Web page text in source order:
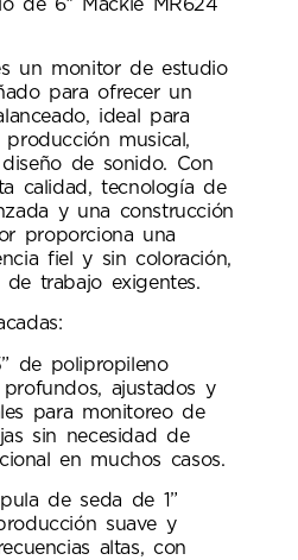
de 6″ Mackie MR624
un monitor de estudio
para ofrecer un
ideal para
producción musical,
de sonido. Con
calidad, tecnología de
y una construcción
proporciona una
fiel y sin coloración,
trabajo exigentes.
de polipropileno
ajustados y
para monitoreo de
sin necesidad de
en muchos casos.
de seda de 1”
suave y
altas, con